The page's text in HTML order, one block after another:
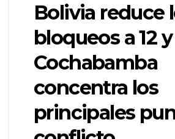
Bolivia reduce
bloqueos a 12 y
Cochabamba
concentra los
principales